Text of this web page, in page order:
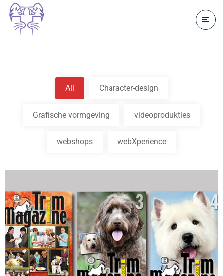
All Character-design
Grafische vormgeving videoprodukties
webshops webXperience